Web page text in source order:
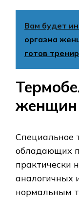
Вам будет
оргазма
готов
женщин
Специальное
обладающих
практически
аналогичных
нормальным